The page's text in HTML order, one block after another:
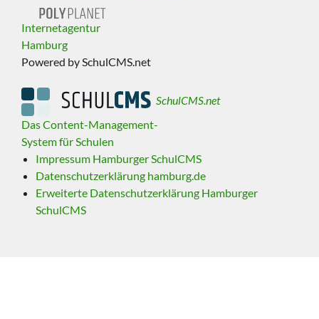
Internetagentur
Hamburg
Powered by SchulCMS.net
SchulCMS.net
Das Content-Management-
System für Schulen
Impressum Hamburger SchulCMS
Datenschutzerklärung hamburg.de
Erweiterte Datenschutzerklärung Hamburger
SchulCMS